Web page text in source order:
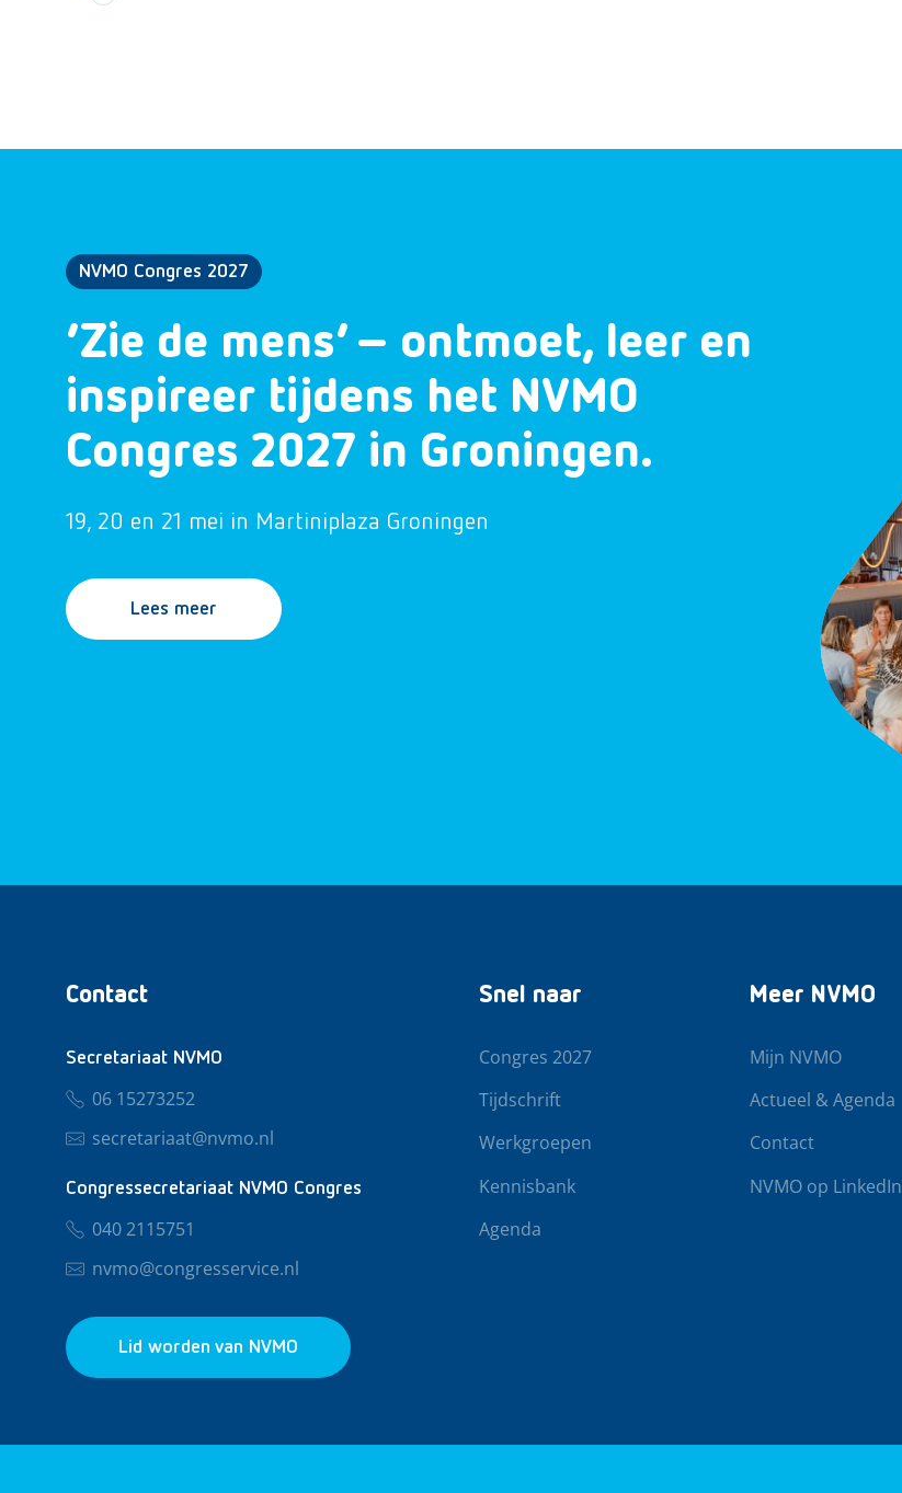
NVMO Congres 2027
‘Zie de mens’ – ontmoet, leer en
inspireer tijdens het NVMO
Congres 2027 in Groningen.
19, 20 en 21 mei in Martiniplaza Groningen
Lees meer
Contact
Secretariaat NVMO
06 15273252
secretariaat@nvmo.nl
Congressecretariaat NVMO Congres
040 2115751
nvmo@congresservice.nl
Lid worden van NVMO
Snel naar
Congres 2027
Tijdschrift
Werkgroepen
Kennisbank
Agenda
Meer NVMO
Mijn NVMO
Actueel & Agenda
Contact
NVMO op LinkedIn